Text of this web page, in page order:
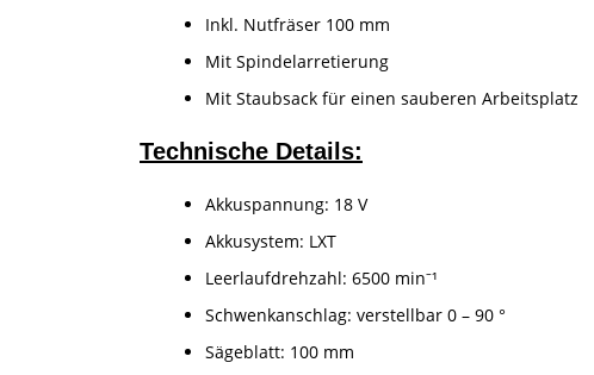
Inkl. Nutfräser 100 mm
Mit Spindelarretierung
Mit Staubsack für einen sauberen Arbeitsplatz
Technische Details:
Akkuspannung: 18 V
Akkusystem: LXT
Leerlaufdrehzahl: 6500 min⁻¹
Schwenkanschlag: verstellbar 0 – 90 °
Sägeblatt: 100 mm